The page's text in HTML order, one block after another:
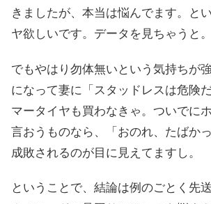
きましたが、本当は悩んでます。と
ヤ欲しいです。データを見ちゃうと。
でもやはり勿体無いという気持ちが
になって妻に「スタッドレスは危険
マータイヤも買わなきゃ。ついでに
言おうものなら、「おのれ、たばか
成敗されるのが目に見えてますし。
ということで、結論は例のごとく先送